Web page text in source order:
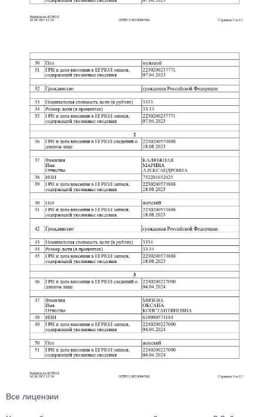
Все лицензии